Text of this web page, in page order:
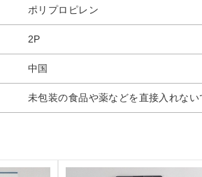
ポリプロピレン
2P
中国
未包装の食品や薬などを直接入れない